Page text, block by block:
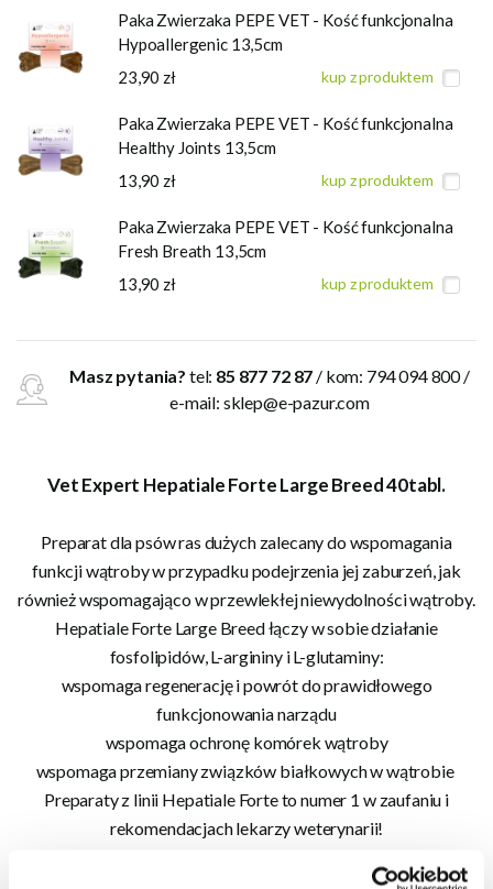
Paka Zwierzaka PEPE VET - Kość funkcjonalna
Hypoallergenic 13,5cm
23,90 zł
kup z produktem
Paka Zwierzaka PEPE VET - Kość funkcjonalna
Healthy Joints 13,5cm
13,90 zł
kup z produktem
Paka Zwierzaka PEPE VET - Kość funkcjonalna
Fresh Breath 13,5cm
13,90 zł
kup z produktem
Masz pytania? tel: 85 877 72 87 / kom: 794 094 800 /
e-mail: sklep@e-pazur.com
Vet Expert Hepatiale Forte Large Breed 40tabl.
Preparat dla psów ras dużych zalecany do wspomagania
funkcji wątroby w przypadku podejrzenia jej zaburzeń, jak
również wspomagająco w przewlekłej niewydolności wątroby.
Hepatiale Forte Large Breed łączy w sobie działanie
fosfolipidów, L-argininy i L-glutaminy:
wspomaga regenerację i powrót do prawidłowego
funkcjonowania narządu
wspomaga ochronę komórek wątroby
wspomaga przemiany związków białkowych w wątrobie
Preparaty z linii Hepatiale Forte to numer 1 w zaufaniu i
rekomendacjach lekarzy weterynarii!
zawiera fosfolipidy, L-argininę i L-glutaminę - wspomagające